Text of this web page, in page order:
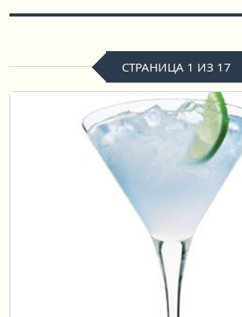
СТРАНИЦА 1 ИЗ 17